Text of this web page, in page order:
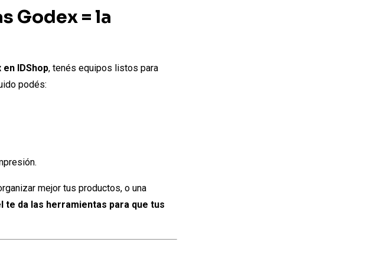
Godex = la
IDShop, tenés equipos listos para
podés:
mejor tus productos, o una
te da las herramientas para que tus